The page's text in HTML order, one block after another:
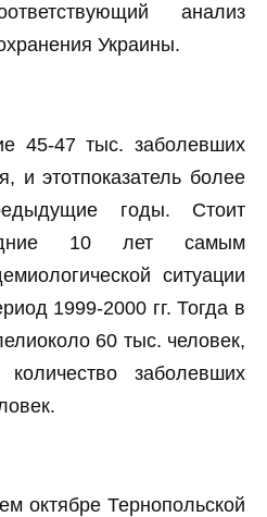
анализ
Украины.
45-47 тыс. заболевших
и этотпоказатель более
годы. Стоит
10 лет самым
ситуации
1999-2000 гг. Тогда в
60 тыс. человек,
заболевших
октябре Тернопольской